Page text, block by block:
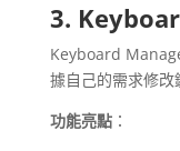
3.
Keyboard
據自己的需求修改
功能亮點：